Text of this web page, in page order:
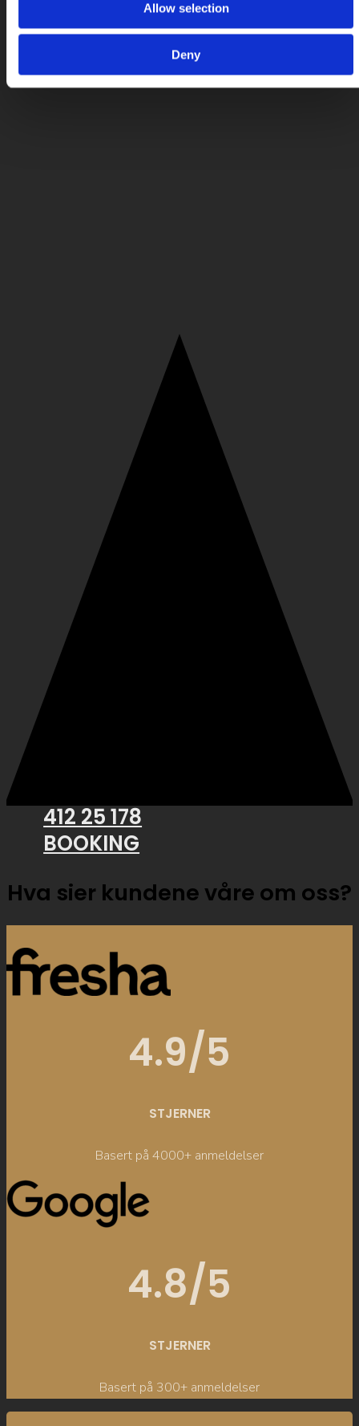
Allow selection
Deny
412 25 178
BOOKING
Hva sier kundene våre om oss?
4.9/5
STJERNER
Basert på 4000+ anmeldelser
4.8/5
STJERNER
Basert på 300+ anmeldelser